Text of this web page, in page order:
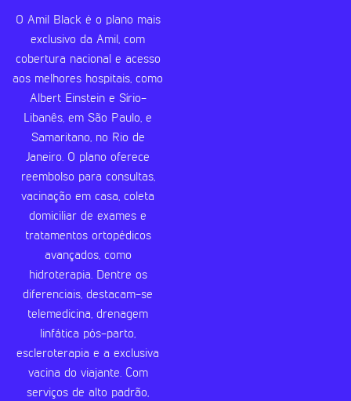
O Amil Black é o plano mais
exclusivo da Amil, com
cobertura nacional e acesso
aos melhores hospitais, como
Albert Einstein e Sírio-
Libanês, em São Paulo, e
Samaritano, no Rio de
Janeiro. O plano oferece
reembolso para consultas,
vacinação em casa, coleta
domiciliar de exames e
tratamentos ortopédicos
avançados, como
hidroterapia. Dentre os
diferenciais, destacam-se
telemedicina, drenagem
linfática pós-parto,
escleroterapia e a exclusiva
vacina do viajante. Com
serviços de alto padrão,